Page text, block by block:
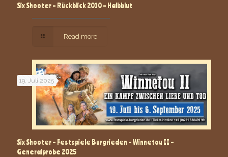
Six Shooter – Rückblick 2010 – Halbblut
Read more
19. Juli 2025
Six Shooter – Festspiele Burgrieden – Winnetou II –
Generalprobe 2025